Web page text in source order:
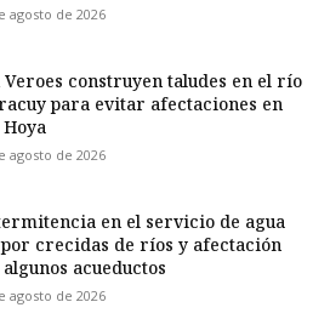
agosto de 2026
Veroes construyen taludes en el río
para evitar afectaciones en
agosto de 2026
en el servicio de agua
por crecidas de ríos y afectación
algunos acueductos
agosto de 2026